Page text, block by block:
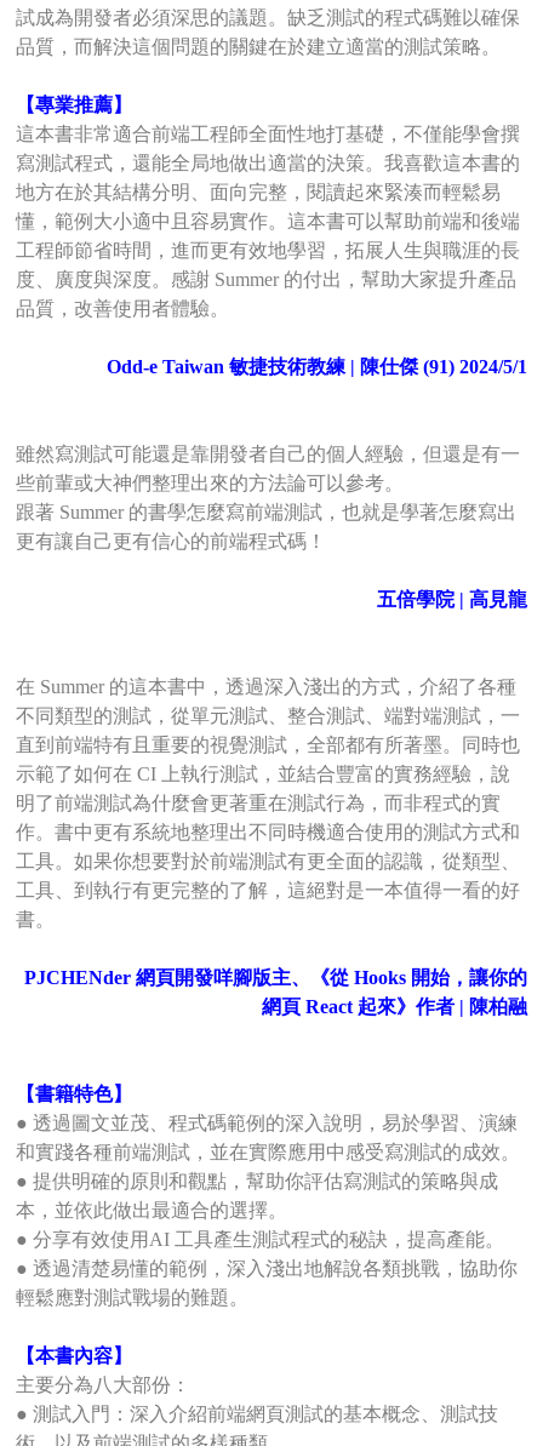
試成為開發者必須深思的議題。缺乏測試的程式碼難以確保
品質，而解決這個問題的關鍵在於建立適當的測試策略。
【專業推薦】
這本書非常適合前端工程師全面性地打基礎，不僅能學會撰
寫測試程式，還能全局地做出適當的決策。我喜歡這本書的
地方在於其結構分明、面向完整，閱讀起來緊湊而輕鬆易
懂，範例大小適中且容易實作。這本書可以幫助前端和後端
工程師節省時間，進而更有效地學習，拓展人生與職涯的長
度、廣度與深度。感謝 Summer 的付出，幫助大家提升產品
品質，改善使用者體驗。
Odd-e Taiwan 敏捷技術教練 | 陳仕傑 (91) 2024/5/1
雖然寫測試可能還是靠開發者自己的個人經驗，但還是有一
些前輩或大神們整理出來的方法論可以參考。
跟著 Summer 的書學怎麼寫前端測試，也就是學著怎麼寫出
更有讓自己更有信心的前端程式碼！
五倍學院 | 高見龍
在 Summer 的這本書中，透過深入淺出的方式，介紹了各種
不同類型的測試，從單元測試、整合測試、端對端測試，一
直到前端特有且重要的視覺測試，全部都有所著墨。同時也
示範了如何在 CI 上執行測試，並結合豐富的實務經驗，說
明了前端測試為什麼會更著重在測試行為，而非程式的實
作。書中更有系統地整理出不同時機適合使用的測試方式和
工具。如果你想要對於前端測試有更全面的認識，從類型、
工具、到執行有更完整的了解，這絕對是一本值得一看的好
書。
PJCHENder 網頁開發咩腳版主、《從 Hooks 開始，讓你的
網頁 React 起來》作者 | 陳柏融
【書籍特色】
● 透過圖文並茂、程式碼範例的深入說明，易於學習、演練
和實踐各種前端測試，並在實際應用中感受寫測試的成效。
● 提供明確的原則和觀點，幫助你評估寫測試的策略與成
本，並依此做出最適合的選擇。
● 分享有效使用AI 工具產生測試程式的秘訣，提高產能。
● 透過清楚易懂的範例，深入淺出地解說各類挑戰，協助你
輕鬆應對測試戰場的難題。
【本書內容】
主要分為八大部份：
● 測試入門：深入介紹前端網頁測試的基本概念、測試技